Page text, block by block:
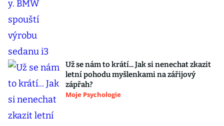
Už se nám to krátí... Jak si nenechat zkazit
letní pohodu myšlenkami na zářijový
zápřah?
Moje Psychologie